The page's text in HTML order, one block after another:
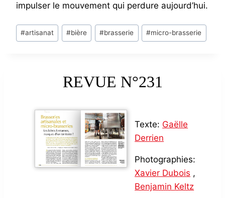
impulser le mouvement qui perdure aujourd’hui.
Post
Tags:
#artisanat #bière #brasserie #micro-brasserie
REVUE N°231
Texte: Gaëlle
Derrien
Photographies:
Xavier Dubois ,
Benjamin Keltz